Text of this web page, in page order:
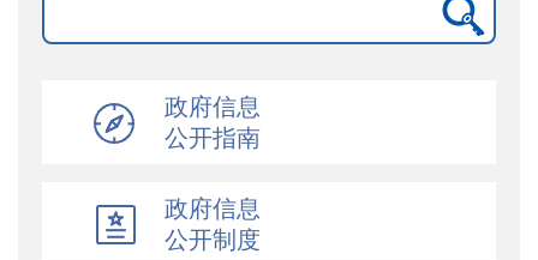
政府信息
公开指南
政府信息
公开制度